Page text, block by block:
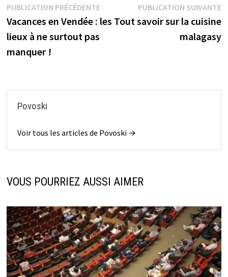
Navigation
de
l’article
PUBLICATION PRÉCÉDENTEPublication
précédente :
Vacances en Vendée : les
lieux à ne surtout pas
manquer !
PUBLICATION SUIVANTE
Tout savoir sur la cuisine
malagasy
Povoski
Voir tous les articles de Povoski →
VOUS POURRIEZ AUSSI AIMER